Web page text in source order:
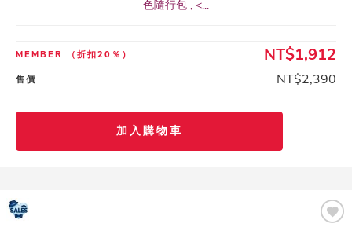
色隨行包 , <...
MEMBER （折扣20％） NT$1,912
售價 NT$2,390
加入購物車